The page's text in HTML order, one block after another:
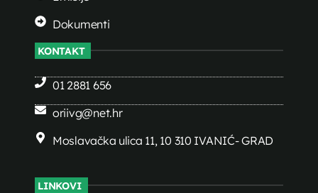
Dokumenti
KONTAKT
01 2881 656
oriivg@net.hr
Moslavačka ulica 11, 10 310 IVANIĆ- GRAD
LINKOVI